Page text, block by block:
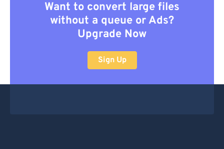
Want to convert large files
without a queue or Ads?
Upgrade Now
Sign Up